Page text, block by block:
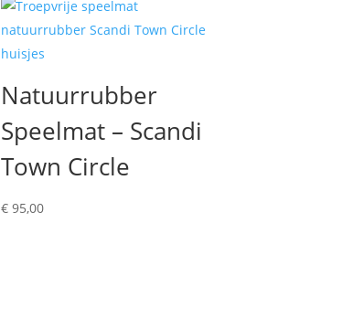
Natuurrubber
Speelmat – Scandi
Town Circle
€ 95,00